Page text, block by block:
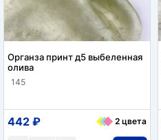
Органза принт д5 выбеленная
олива
145
442 ₽ 2 цвета